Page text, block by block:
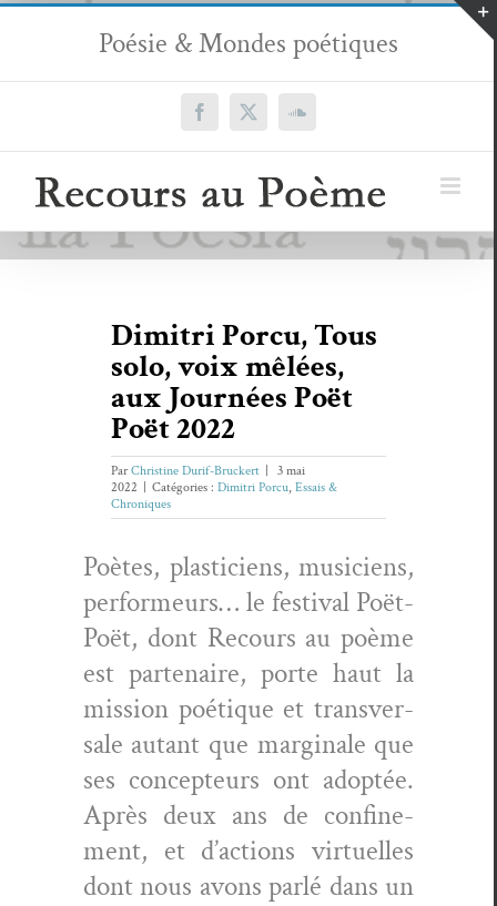
Passer
contenu
Poésie & Mondes poétiques
Facebook
X SoundCloud
Dimitri Porcu, Tous
solo, voix mêlées,
aux Journées Poët
Poët 2022
ParChristine Durif-Bruckert
3 mai
2022
Catégories : Dimitri Porcu, Essais &
Chroniques
Poètes, plas­ti­ciens, musi­ciens,
per­formeurs… le fes­ti­val Poët-
Poët, dont Recours au poème
est parte­naire, porte haut la
mis­sion poé­tique et trans­ver­
sale autant que mar­ginale que
ses con­cep­teurs ont adop­tée.
Après deux ans de con­fine­
ment, et d’ac­tions virtuelles
dont nous avons par­lé dans un